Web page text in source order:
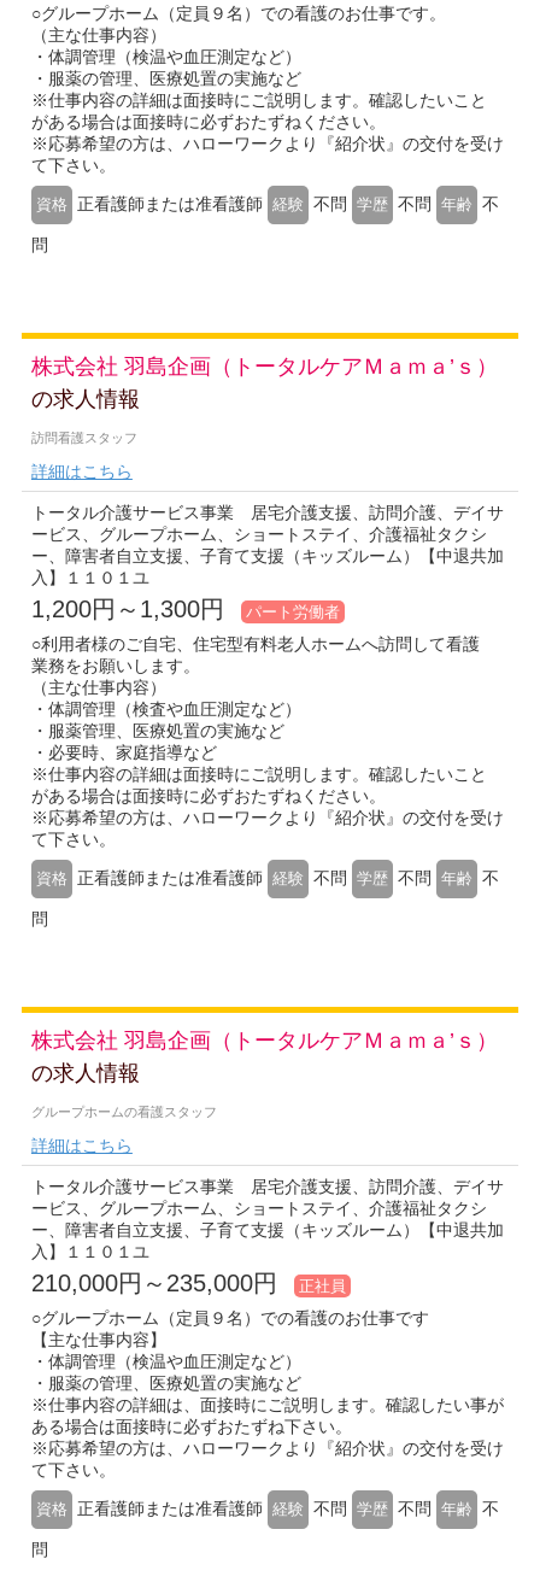
○グループホーム（定員９名）での看護のお仕事です。
（主な仕事内容）
・体調管理（検温や血圧測定など）
・服薬の管理、医療処置の実施など
※仕事内容の詳細は面接時にご説明します。確認したいこと
がある場合は面接時に必ずおたずねください。
※応募希望の方は、ハローワークより『紹介状』の交付を受け
て下さい。
資格 正看護師または准看護師 経験 不問 学歴 不問 年齢 不
問
株式会社 羽島企画（トータルケアＭａｍａ’ｓ）
の求人情報
訪問看護スタッフ
詳細はこちら
トータル介護サービス事業 居宅介護支援、訪問介護、デイサ
ービス、グループホーム、ショートステイ、介護福祉タクシ
ー、障害者自立支援、子育て支援（キッズルーム）【中退共加
入】１１０１ユ
1,200円～1,300円 パート労働者
○利用者様のご自宅、住宅型有料老人ホームへ訪問して看護
業務をお願いします。
（主な仕事内容）
・体調管理（検査や血圧測定など）
・服薬管理、医療処置の実施など
・必要時、家庭指導など
※仕事内容の詳細は面接時にご説明します。確認したいこと
がある場合は面接時に必ずおたずねください。
※応募希望の方は、ハローワークより『紹介状』の交付を受け
て下さい。
資格 正看護師または准看護師 経験 不問 学歴 不問 年齢 不
問
株式会社 羽島企画（トータルケアＭａｍａ’ｓ）
の求人情報
グループホームの看護スタッフ
詳細はこちら
トータル介護サービス事業 居宅介護支援、訪問介護、デイサ
ービス、グループホーム、ショートステイ、介護福祉タクシ
ー、障害者自立支援、子育て支援（キッズルーム）【中退共加
入】１１０１ユ
210,000円～235,000円 正社員
○グループホーム（定員９名）での看護のお仕事です
【主な仕事内容】
・体調管理（検温や血圧測定など）
・服薬の管理、医療処置の実施など
※仕事内容の詳細は、面接時にご説明します。確認したい事が
ある場合は面接時に必ずおたずね下さい。
※応募希望の方は、ハローワークより『紹介状』の交付を受け
て下さい。
資格 正看護師または准看護師 経験 不問 学歴 不問 年齢 不
問